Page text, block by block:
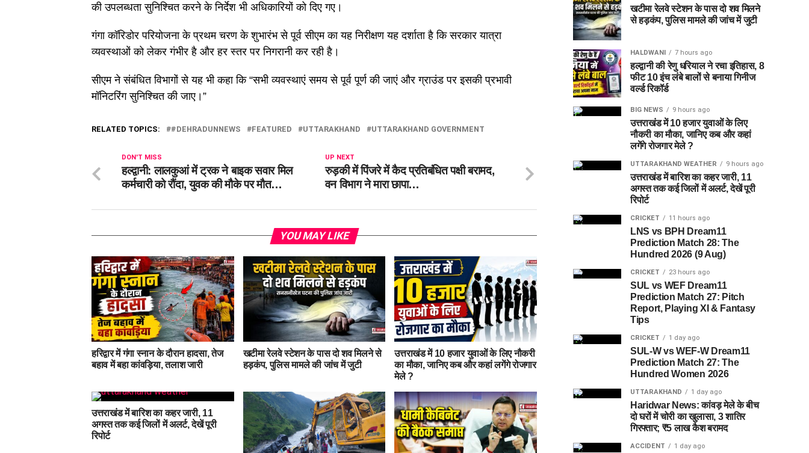
की उपलब्धता सुनिश्चित करने के निर्देश भी अधिकारियों को दिए गए।
गंगा कॉरिडोर परियोजना के प्रथम चरण के शुभारंभ से पूर्व सीएम का यह निरीक्षण यह दर्शाता है कि सरकार यात्रा
व्यवस्थाओं को लेकर गंभीर है और हर स्तर पर निगरानी कर रही है।
सीएम ने संबंधित विभागों से यह भी कहा कि “सभी व्यवस्थाएं समय से पूर्व पूर्ण की जाएं और ग्राउंड पर इसकी प्रभावी
मॉनिटरिंग सुनिश्चित की जाए।”
RELATED TOPICS: #DEHRADUNNEWS FEATURED UTTARAKHAND UTTARAKHAND GOVERNMENT
UP NEXT
रुड़की में पिंजरे में कैद प्रतिबंधित पक्षी बरामद,
वन विभाग ने मारा छापा…
DON'T MISS
हल्द्वानी: लालकुआं में ट्रक ने बाइक सवार मिल
कर्मचारी को रौंदा, युवक की मौके पर मौत…
YOU MAY LIKE
हरिद्वार में गंगा स्नान के दौरान हादसा, तेज
बहाव में बहा कांवड़िया, तलाश जारी
खटीमा रेलवे स्टेशन के पास दो शव मिलने से
हड़कंप, पुलिस मामले की जांच में जुटी
उत्तराखंड में 10 हजार युवाओं के लिए नौकरी
का मौका, जानिए कब और कहां लगेंगे रोजगार
मेले ?
उत्तराखंड में बारिश का कहर जारी, 11
अगस्त तक कई जिलों में अलर्ट, देखें पूरी
रिपोर्ट
खटीमा रेलवे स्टेशन के पास दो शव मिलने
से हड़कंप, पुलिस मामले की जांच में जुटी
HALDWANI 7 hours ago
हल्द्वानी की रेणु धरियाल ने रचा इतिहास, 8
फीट 10 इंच लंबे बालों से बनाया गिनीज
वर्ल्ड रिकॉर्ड
BIG NEWS 9 hours ago
उत्तराखंड में 10 हजार युवाओं के लिए
नौकरी का मौका, जानिए कब और कहां
लगेंगे रोजगार मेले ?
UTTARAKHAND WEATHER 9 hours ago
उत्तराखंड में बारिश का कहर जारी, 11
अगस्त तक कई जिलों में अलर्ट, देखें पूरी
रिपोर्ट
CRICKET 11 hours ago
LNS vs BPH Dream11
Prediction Match 28: The
Hundred 2026 (9 Aug)
CRICKET 23 hours ago
SUL vs WEF Dream11
Prediction Match 27: Pitch
Report, Playing XI & Fantasy
Tips
CRICKET 1 day ago
SUL-W vs WEF-W Dream11
Prediction Match 27: The
Hundred Women 2026
UTTARAKHAND 1 day ago
Haridwar News: कांवड़ मेले के बीच
दो घरों में चोरी का खुलासा, 3 शातिर
गिरफ्तार; ₹5 लाख कैश बरामद
ACCIDENT 1 day ago